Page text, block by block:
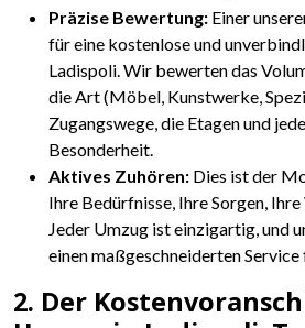
Präzise Bewertung: Einer
für eine kostenlose und
Ladispoli. Wir bewerten das
die Art (Möbel, Kunstwerke,
Zugangswege, die Etagen und
Besonderheit.
Aktives Zuhören: Dies ist der
Ihre Bedürfnisse, Ihre Sorgen,
Jeder Umzug ist einzigartig, und
einen maßgeschneiderten Service
2. Der